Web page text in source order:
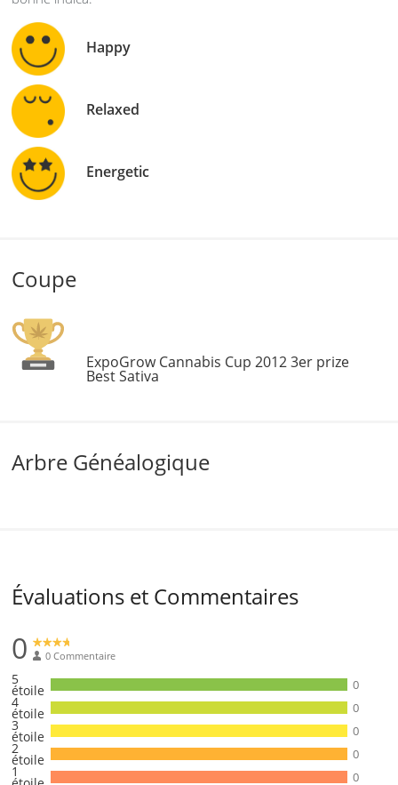
Happy
Relaxed
Energetic
Coupe
ExpoGrow Cannabis Cup 2012 3er prize
Best Sativa
Arbre Généalogique
Évaluations et Commentaires
0 0 Commentaire
5
étoile 0
4
étoile 0
3
étoile 0
2
étoile 0
1 0